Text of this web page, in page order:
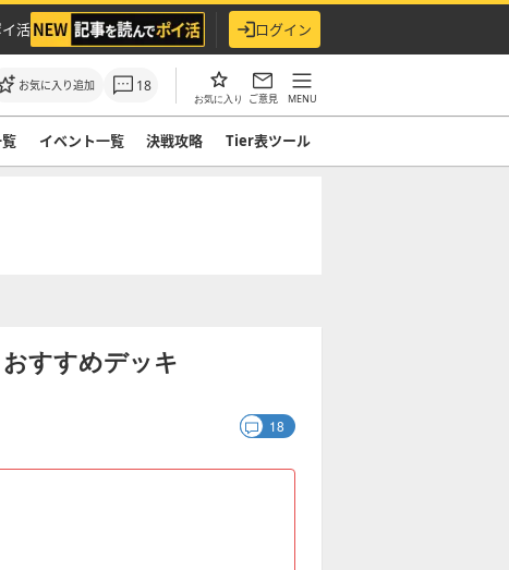
活 ログイン
お気に入り追加 18
お気に入り ご意見 MENU
イベント一覧 決戦攻略 Tier表ツール
すすめデッキ
18